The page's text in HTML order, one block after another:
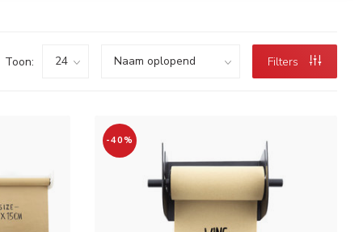
Toon: Filters
-40%